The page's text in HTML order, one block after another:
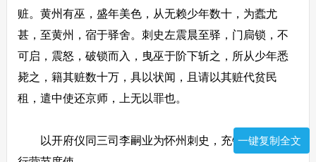
赃。黄州有巫，盛年美色，从无赖少年数十，为蠹尤
甚，至黄州，宿于驿舍。刺史左震晨至驿，门扃锁，不
可启，震怒，破锁而入，曳巫于阶下斩之，所从少年悉
毙之，籍其赃数十万，具以状闻，且请以其赃代贫民
租，遣中使还京师，上无以罪也。
以开府仪同三司李嗣业为怀州刺史，充镇西、北庭
一键复制全文